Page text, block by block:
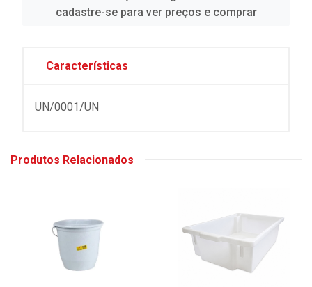
cadastre-se para ver preços e comprar
Características
UN/0001/UN
Produtos Relacionados